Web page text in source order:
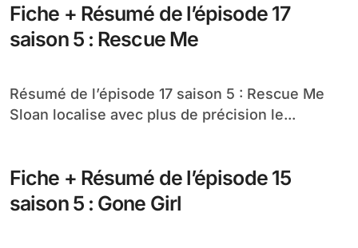
Fiche + Résumé de l’épisode 17
saison 5 : Rescue Me
Résumé de l’épisode 17 saison 5 : Rescue Me
Sloan localise avec plus de précision le...
Fiche + Résumé de l’épisode 15
saison 5 : Gone Girl